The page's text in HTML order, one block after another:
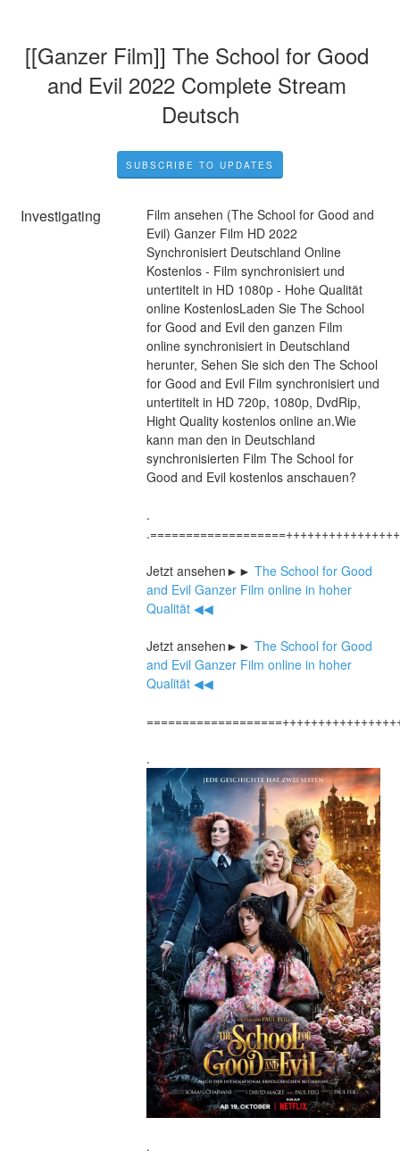
[[Ganzer Film]] The School for Good
and Evil 2022 Complete Stream
Deutsch
SUBSCRIBE TO UPDATES
Investigating
Film ansehen (The School for Good and
Evil) Ganzer Film HD 2022
Synchronisiert Deutschland Online
Kostenlos - Film synchronisiert und
untertitelt in HD 1080p - Hohe Qualität
online KostenlosLaden Sie The School
for Good and Evil den ganzen Film
online synchronisiert in Deutschland
herunter, Sehen Sie sich den The School
for Good and Evil Film synchronisiert und
untertitelt in HD 720p, 1080p, DvdRip,
Hight Quality kostenlos online an.Wie
kann man den in Deutschland
synchronisierten Film The School for
Good and Evil kostenlos anschauen?
.
Jetzt ansehen►► The School for Good
and Evil Ganzer Film online in hoher
Qualität ◀◀
Jetzt ansehen►► The School for Good
and Evil Ganzer Film online in hoher
Qualität ◀◀
.
.